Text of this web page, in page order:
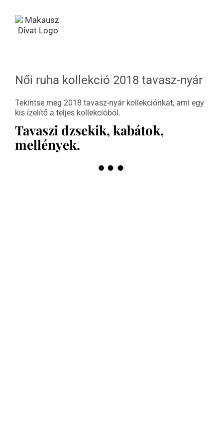
Női ruha kollekció 2018 tavasz-nyár
Tekintse meg 2018 tavasz-nyár kollekciónkat, ami egy
kis ízelítő a teljes kollekcióból.
Tavaszi dzsekik, kabátok,
mellények.